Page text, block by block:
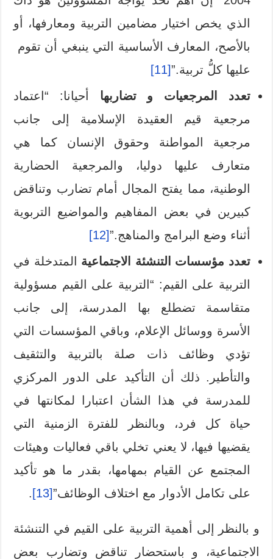
الذي يخص اختيار مضامين التربية ومعارفها، أو
بالأصح، المعارف الأساسية التي ينبغي أن تقوم
عليها كلُّ تربية.”[11]
تعدد المرجعيات و تضاربها
أحيانا: “اعتماد
مرجعية قيم العقيدة الإسلامية إلى جانب
مرجعية المواطنة وحقوق الإنسان كما هي
متعارف عليها دوليا، والمرجعية الحضارية
الوطنية، مما يفتح المجال أمام تضارب وتناقض
كبيرين في بعض المفاهيم والمواضيع التربوية
أثناء وضع البرامج والمناهج.”[12]
تعدد مؤسسات التنشئة الاجتماعية المتدخلة في
التربية على القيم: “التربية على القيم مسؤولية
متقاسمة تضطلع بها المدرسة، إلى جانب
الأسرة ووسائل الإعلام، وباقي المؤسسات التي
تؤدي وظائف ذات صلة بالتربية والتثقيف
والتأطير. ذلك أن التأكيد على الدور المركزي
للمدرسة في هذا الشأن اعتبارا لمكانتها في
حياة كل فرد، وبالنظر للفترة الزمنية التي
يقضيها فيها، لا يعني تخلي باقي فعاليات وهيئات
المجتمع عن القيام بمهامها، بقدر ما هو تأكيد
على تكامل الأدوار مع اختلاف الوظائف”[13]
.
و بالنظر إلى أهمية التربية على القيم في التنشئة
الاجتماعية، و باستحضار تناقض وتضارب بعض